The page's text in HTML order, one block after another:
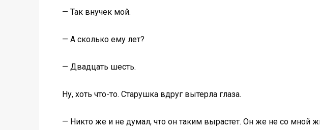
— Так внучек мой.
— А сколько ему лет?
— Двадцать шесть.
Ну, хоть что-то. Старушка вдруг вытерла глаза.
— Никто же и не думал, что он таким вырастет. Он же не со мной